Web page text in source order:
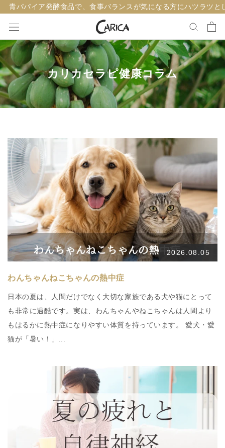
プ
し
て
コ
ン
テ
青パパイア発酵食品で、食事バランスが気になる方にハツラツと
カリカセラピ健康コラム
2026.08.05
わんちゃんねこちゃんの熱中症
日本の夏は、人間だけでなく大切な家族である犬や猫にとって
も非常に過酷です。実は、わんちゃんやねこちゃんは人間より
もはるかに熱中症になりやすい体質を持っています。 愛犬・愛
猫が「暑い！」...